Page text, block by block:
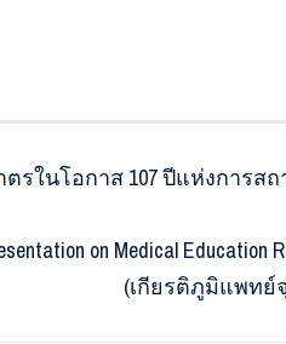
รในโอกาส 107 ปีแห่งการส
on Medical Education
(เกียรติภูมิแพทย์